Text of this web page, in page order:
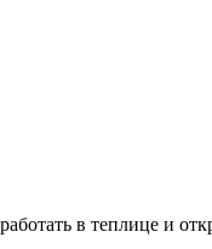
в теплице и